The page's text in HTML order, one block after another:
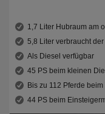
1,7 Liter Hubraum am
5,8 Liter verbraucht der
Als Diesel verfügbar
45 PS beim kleinen
Bis zu 112 Pferde beim
44 PS beim